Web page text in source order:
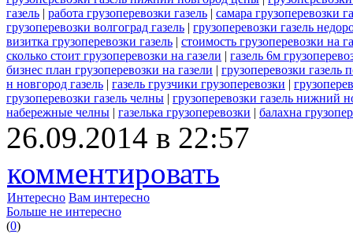
газель | работа грузоперевозки газель | самара грузоперевозки
грузоперевозки волгоград газель | грузоперевозки газель
визитка грузоперевозки газель | стоимость грузоперевозки на
сколько стоит грузоперевозки на газели | газель 6м
бизнес план грузоперевозки на газели | грузоперевозки газель
н новгород газель | газель грузчики грузоперевозки |
грузоперевозки газель челны | грузоперевозки газель нижний
набережные челны | газелька грузоперевозки | балахна
26.09.2014 в 22:57
комментировать
Интересно Вам интересно
Больше не интересно
(0)